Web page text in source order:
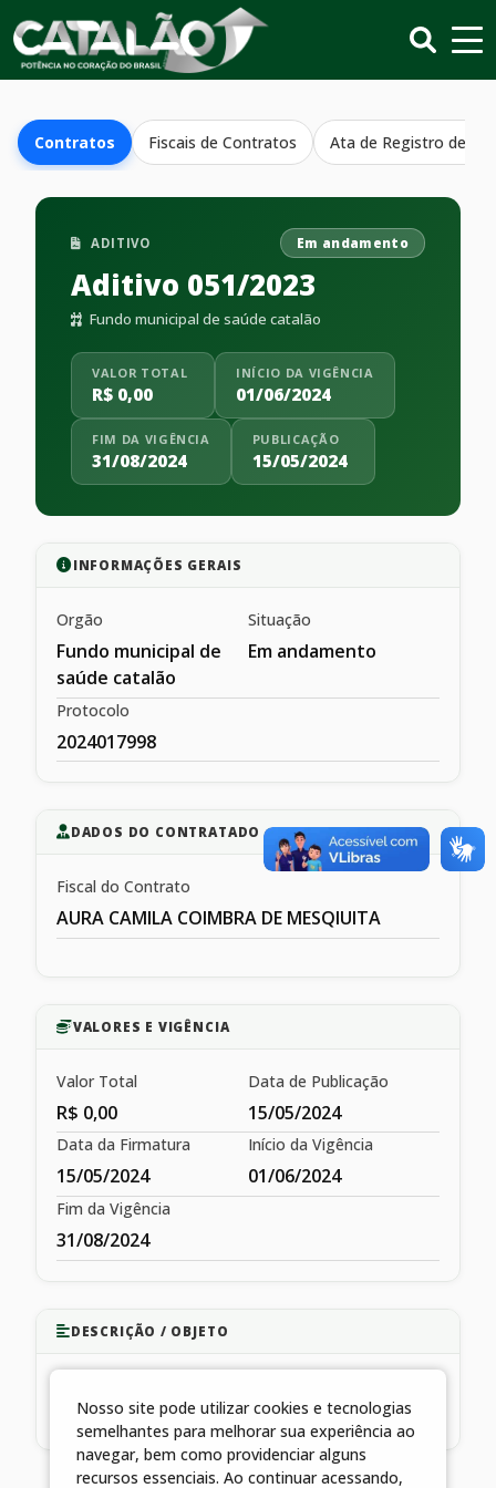
Contratos Fiscais de Contratos Ata de Registro de
ADITIVO Em andamento
Aditivo 051/2023
Fundo municipal de saúde catalão
VALOR TOTAL
R$ 0,00
INÍCIO DA VIGÊNCIA
01/06/2024
FIM DA VIGÊNCIA
31/08/2024
PUBLICAÇÃO
15/05/2024
INFORMAÇÕES GERAIS
Orgão
Fundo municipal de
saúde catalão
Situação
Em andamento
Protocolo
2024017998
DADOS DO CONTRATADO
Fiscal do Contrato
AURA CAMILA COIMBRA DE MESQIUITA
VALORES E VIGÊNCIA
Valor Total
R$ 0,00
Data de Publicação
15/05/2024
Data da Firmatura
15/05/2024
Início da Vigência
01/06/2024
Fim da Vigência
31/08/2024
DESCRIÇÃO / OBJETO
EMERGÊNCIA GINECOLÓGICA E OBSTETRÍCIA
Nosso site pode utilizar cookies e tecnologias
semelhantes para melhorar sua experiência ao
navegar, bem como providenciar alguns
recursos essenciais. Ao continuar acessando,